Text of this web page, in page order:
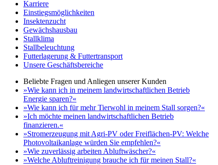
Karriere
Einstiegsmöglichkeiten
Insektenzucht
Gewächshausbau
Stallklima
Stallbeleuchtung
Futterlagerung & Futtertransport
Unsere Geschäftsbereiche
Beliebte Fragen und Anliegen unserer Kunden
»Wie kann ich in meinem landwirtschaftlichen Betrieb
Energie sparen?«
»Wie kann ich für mehr Tierwohl in meinem Stall sorgen?«
»Ich möchte meinen landwirtschaftlichen Betrieb
finanzieren.«
»Stromerzeugung mit Agri-PV oder Freiflächen-PV: Welche
Photovoltaikanlage würden Sie empfehlen?«
»Wie zuverlässig arbeiten Abluftwäscher?«
»Welche Abluftreinigung brauche ich für meinen Stall?«